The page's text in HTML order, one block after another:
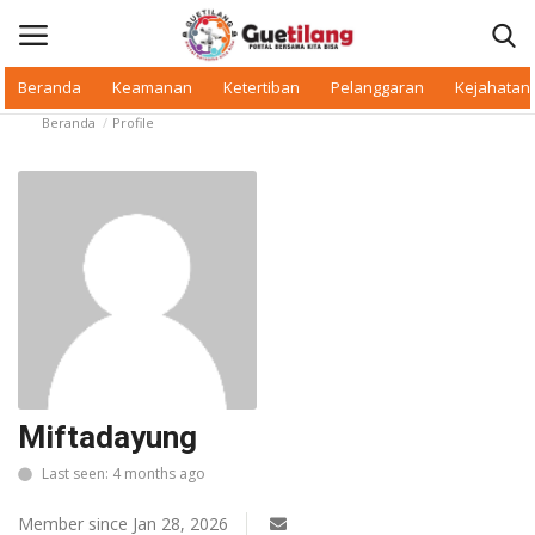
Beranda Keamanan Ketertiban Pelanggaran Kejahatan
Daerah
Makan Bergizi
Warkop Digital
Pelanggaran
Ketertiban
Beranda Profile
Miftadayung
Last seen: 4 months ago
Member since Jan 28, 2026